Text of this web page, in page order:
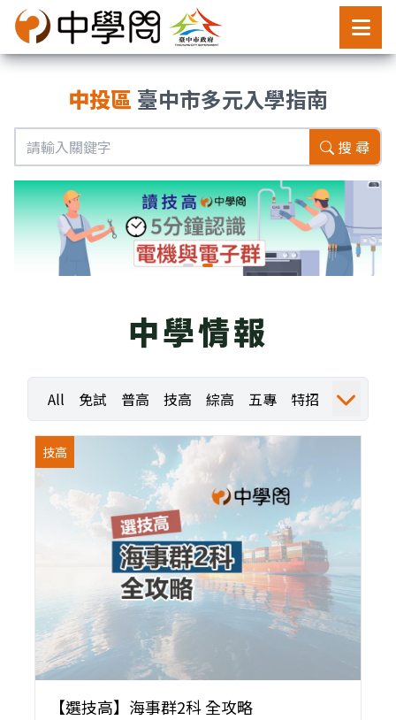
中投區 臺中市多元入學指南
搜 尋
中學情報
All 免試 普高 技高 綜高 五專
特招
運動
職業探索 職探活動 職探成果
技高
【選技高】海事群2科 全攻略